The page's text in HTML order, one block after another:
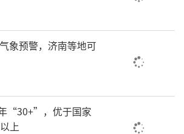
象预警，济南等地可
“30+”，优于国家
上